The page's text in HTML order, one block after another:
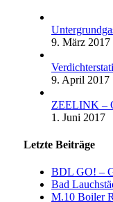
9. März 2017
9. April 2017
ZEELINK –
1. Juni 2017
Letzte Beiträge
BDL GO! –
Bad
M.10 Boiler